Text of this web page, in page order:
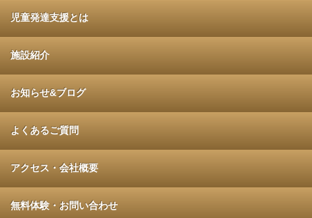
児童発達支援とは
施設紹介
お知らせ&ブログ
よくあるご質問
アクセス・会社概要
無料体験・お問い合わせ